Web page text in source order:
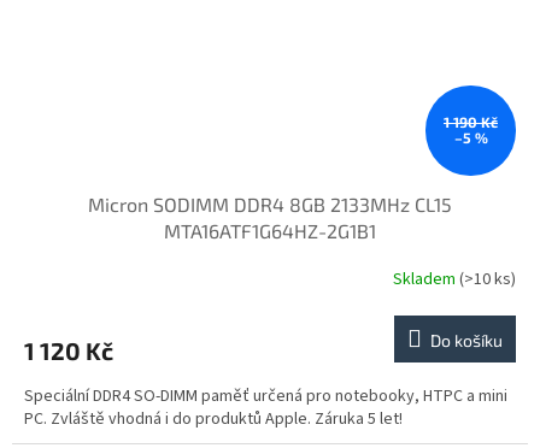
1 190 Kč
–5 %
Micron SODIMM DDR4 8GB 2133MHz CL15
MTA16ATF1G64HZ-2G1B1
Skladem (>10 ks)
1 120 Kč Do košíku
Speciální DDR4 SO-DIMM paměť určená pro notebooky, HTPC a mini
PC. Zvláště vhodná i do produktů Apple. Záruka 5 let!